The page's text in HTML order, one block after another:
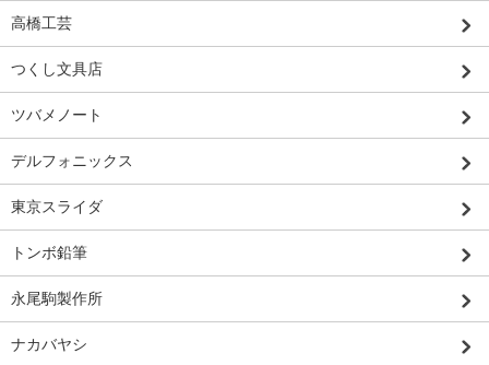
高橋工芸
つくし文具店
ツバメノート
デルフォニックス
東京スライダ
トンボ鉛筆
永尾駒製作所
ナカバヤシ